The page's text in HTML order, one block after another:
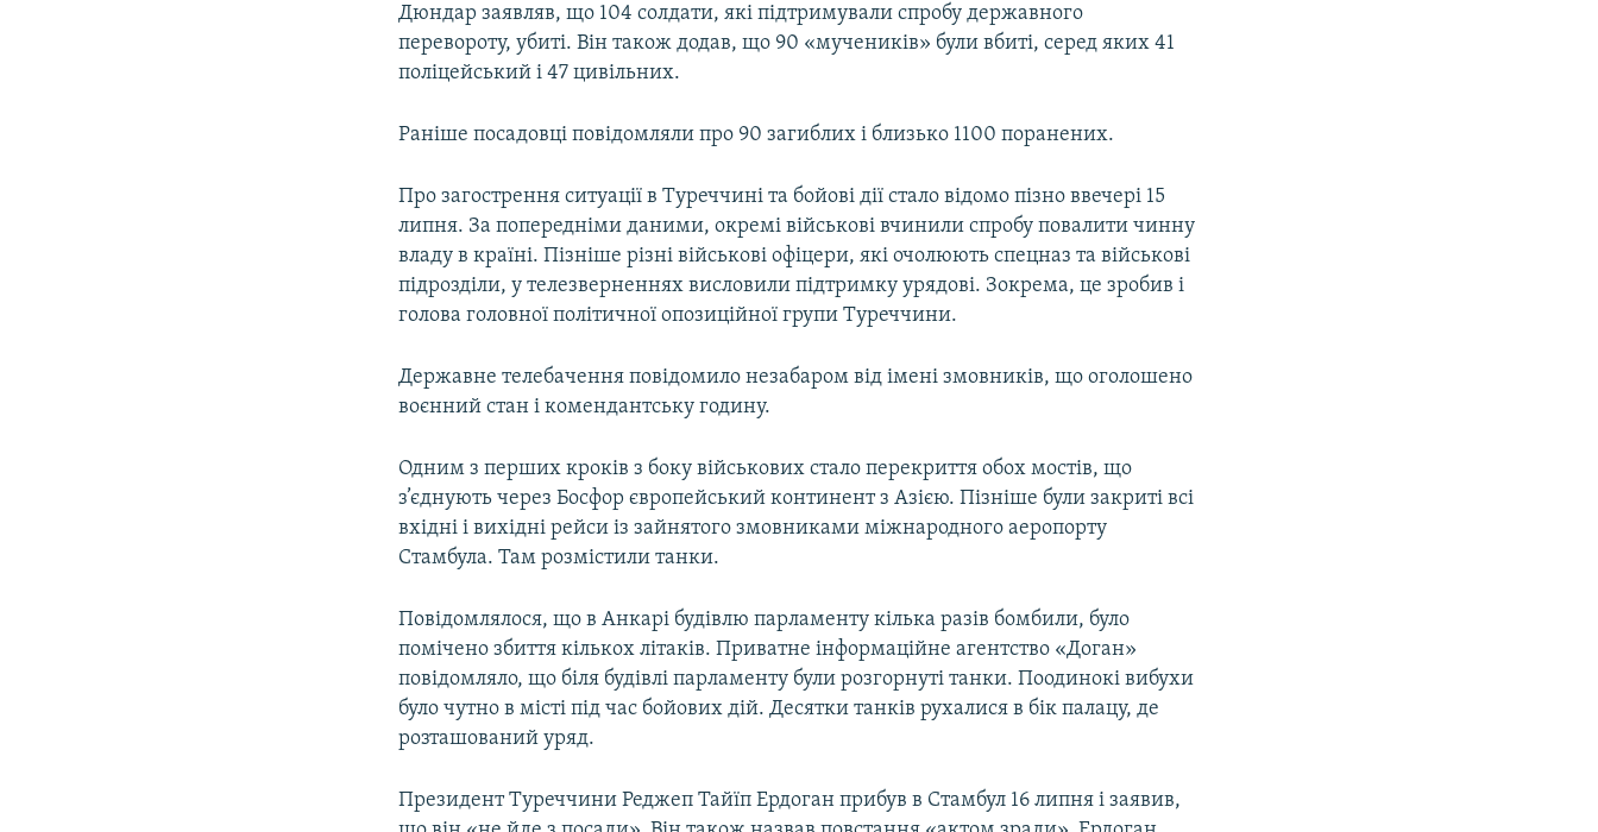
Дюндар заявляв, що 104 солдати, які підтримували спробу державного
перевороту, убиті. Він також додав, що 90 «мучеників» були вбиті, серед яких 41
поліцейський і 47 цивільних.
Раніше посадовці повідомляли про 90 загиблих і близько 1100 поранених.
Про загострення ситуації в Туреччині та бойові дії стало відомо пізно ввечері 15
липня. За попередніми даними, окремі військові вчинили спробу повалити чинну
владу в країні. Пізніше різні військові офіцери, які очолюють спецназ та військові
підрозділи, у телезверненнях висловили підтримку урядові. Зокрема, це зробив і
голова головної політичної опозиційної групи Туреччини.
Державне телебачення повідомило незабаром від імені змовників, що оголошено
воєнний стан і комендантську годину.
Одним з перших кроків з боку військових стало перекриття обох мостів, що
з’єднують через Босфор європейський континент з Азією. Пізніше були закриті всі
вхідні і вихідні рейси із зайнятого змовниками міжнародного аеропорту
Стамбула. Там розмістили танки.
Повідомлялося, що в Анкарі будівлю парламенту кілька разів бомбили, було
помічено збиття кількох літаків. Приватне інформаційне агентство «Доган»
повідомляло, що біля будівлі парламенту були розгорнуті танки. Поодинокі вибухи
було чутно в місті під час бойових дій. Десятки танків рухалися в бік палацу, де
розташований уряд.
Президент Туреччини Реджеп Тайїп Ердоган прибув в Стамбул 16 липня і заявив,